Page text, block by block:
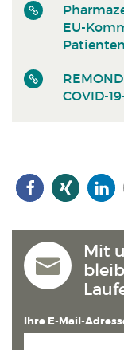
EU-
COVID-
Mit
Ihre E-Mail-